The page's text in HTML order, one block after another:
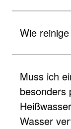
Wie
Muss ich
besonders
Wasser